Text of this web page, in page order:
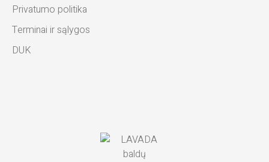
Privatumo politika
Terminai ir sąlygos
DUK